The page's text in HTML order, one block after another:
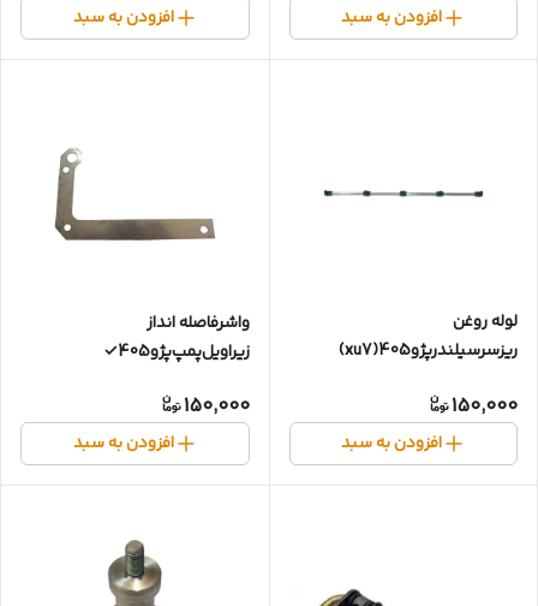
افزودن به سبد افزودن به سبد
لوله روغن
ریزسرسیلندرپژو405(xu7)
150,000
افزودن به سبد
واشرفاصله انداز
زیراویل‌پمپ‌پژو405✓
150,000
افزودن به سبد